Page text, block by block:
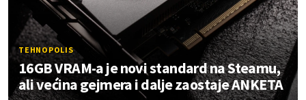
TEHNOPOLIS
16GB VRAM-a je novi standard na Steamu,
ali većina gejmera i dalje zaostaje ANKETA